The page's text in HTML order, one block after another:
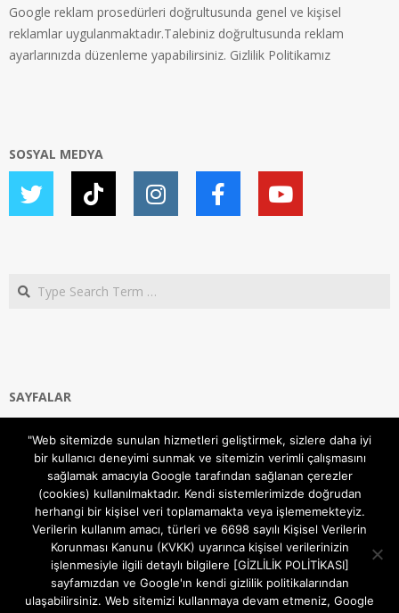
Google reklam prosedürleri doğrultusunda genel ve kişisel
reklamlar uygulanmaktadır.Talebiniz doğrultusunda reklam
ayarlarınızda düzenleme yapabilirsiniz. Gizlilik Politikamız
SOSYAL MEDYA
Search
SAYFALAR
Gizlilik ve Çerezler (Cookies) Politikası
Hakkımızda
İletişim Kanalları
MODEM KURULUM
TEKNİK DESTEK
TELEVİZYON SİSTEMLERİ
"Web sitemizde sunulan hizmetleri geliştirmek, sizlere daha iyi
bir kullanıcı deneyimi sunmak ve sitemizin verimli çalışmasını
sağlamak amacıyla Google tarafından sağlanan çerezler
(cookies) kullanılmaktadır. Kendi sistemlerimizde doğrudan
herhangi bir kişisel veri toplamamakta veya işlememekteyiz.
Verilerin kullanım amacı, türleri ve 6698 sayılı Kişisel Verilerin
Korunması Kanunu (KVKK) uyarınca kişisel verilerinizin
işlenmesiyle ilgili detaylı bilgilere [GİZLİLİK POLİTİKASI]
sayfamızdan ve Google'ın kendi gizlilik politikalarından
ulaşabilirsiniz. Web sitemizi kullanmaya devam etmeniz, Google